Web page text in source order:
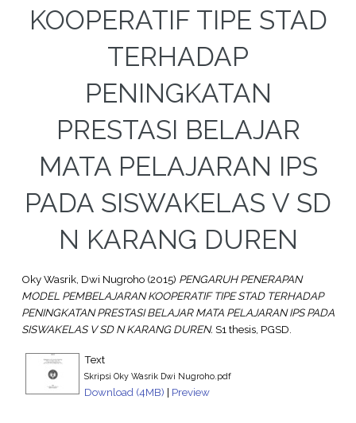
KOOPERATIF TIPE STAD
TERHADAP
PENINGKATAN
PRESTASI BELAJAR
MATA PELAJARAN IPS
PADA SISWAKELAS V SD
N KARANG DUREN
Oky Wasrik, Dwi Nugroho(2015) PENGARUH PENERAPAN
MODEL PEMBELAJARAN KOOPERATIF TIPE STAD TERHADAP
PENINGKATAN PRESTASI BELAJAR MATA PELAJARAN IPS PADA
SISWAKELAS V SD N KARANG DUREN. S1 thesis, PGSD.
Text
Skripsi Oky Wasrik Dwi Nugroho.pdf
Download (4MB) | Preview